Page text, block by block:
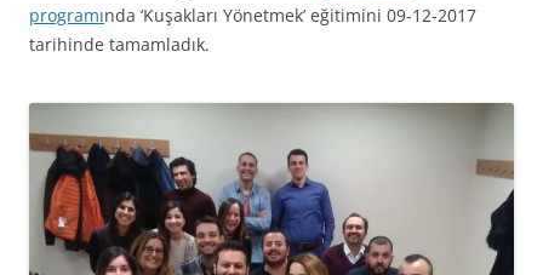
programında ‘Kuşakları Yönetmek’ eğitimini 09-12-2017
tarihinde tamamladık.